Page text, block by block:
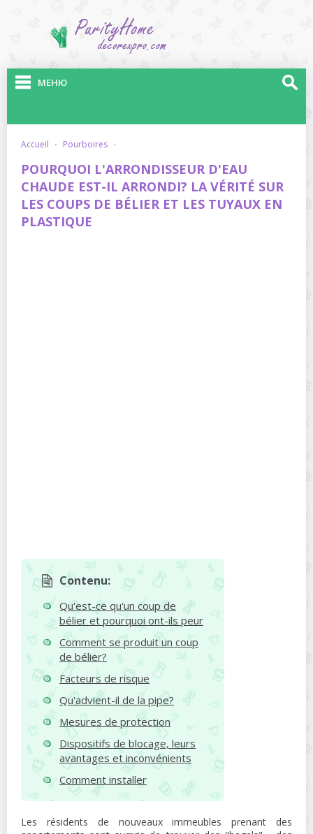
МЕНЮ
accueil · pourboires ·
POURQUOI L'ARRONDISSEUR D'EAU
CHAUDE EST-IL ARRONDI? LA VÉRITÉ SUR
LES COUPS DE BÉLIER ET LES TUYAUX EN
PLASTIQUE
Contenu:
Qu'est-ce qu'un coup de
bélier et pourquoi ont-ils peur
Comment se produit un coup
de bélier?
Facteurs de risque
Qu'advient-il de la pipe?
Mesures de protection
Dispositifs de blocage, leurs
avantages et inconvénients
Comment installer
Les résidents de nouveaux immeubles prenant des